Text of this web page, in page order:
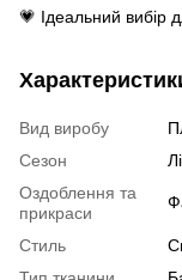
💗 Ідеальний вибір
Вид виробу
Сезон
Оздоблення та
прикраси
Стиль